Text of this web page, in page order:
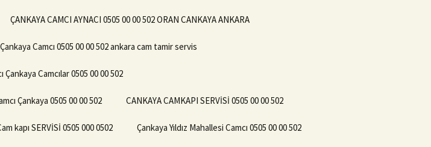
ÇANKAYA CAMCI AYNACI 0505 00 00 502 ORAN CANKAYA ANKARA
Çankaya Camcı 0505 00 00 502 ankara cam tamir servis
Çankaya Camcılar 0505 00 00 502
Çankaya 0505 00 00 502 CANKAYA CAMKAPI SERVİSİ 0505 00 00 502
kapı SERVİSİ 0505 000 0502 Çankaya Yıldız Mahallesi Camcı 0505 00 00 502